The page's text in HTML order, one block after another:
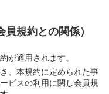
規約との関係）
が適用されます。
、本規約に定められた事
ビスの利用に関し会員規